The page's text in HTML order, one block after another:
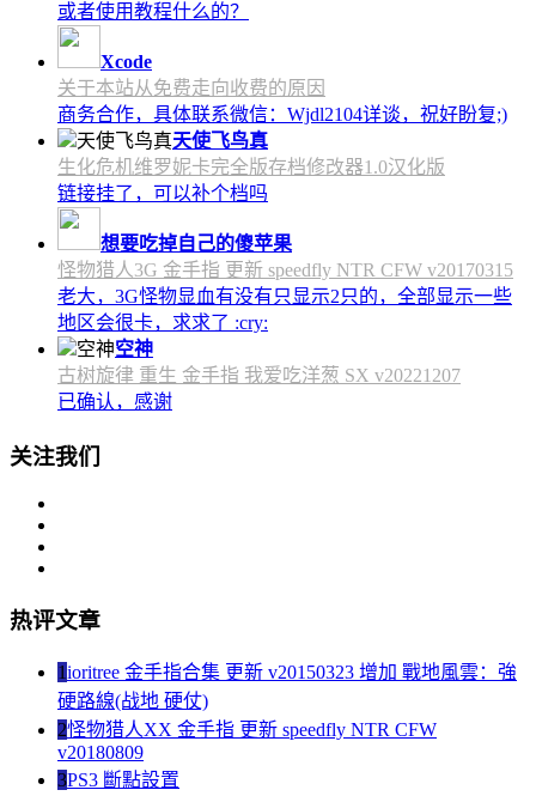
或者使用教程什么的？
Xcode
关于本站从免费走向收费的原因
商务合作，具体联系微信：Wjdl2104详谈，祝好盼复;)
天使飞鸟真
生化危机维罗妮卡完全版存档修改器1.0汉化版
链接挂了，可以补个档吗
想要吃掉自己的傻苹果
怪物猎人3G 金手指 更新 speedfly NTR CFW v20170315
老大，3G怪物显血有没有只显示2只的，全部显示一些
地区会很卡，求求了 :cry:
空神
古树旋律 重生 金手指 我爱吃洋葱 SX v20221207
已确认，感谢
关注我们
热评文章
1ioritree 金手指合集 更新 v20150323 增加 戰地風雲：強
硬路線(战地 硬仗)
2怪物猎人XX 金手指 更新 speedfly NTR CFW
v20180809
3PS3 斷點設置